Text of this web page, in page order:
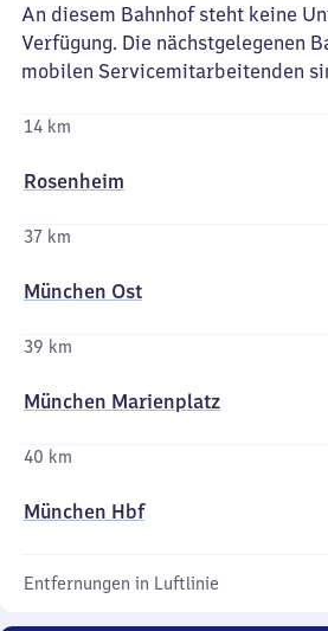
An diesem Bahnhof steht keine
Verfügung. Die nächstgelegenen
mobilen Servicemitarbeitenden
14 km
Rosenheim
37 km
München Ost
39 km
München Marienplatz
40 km
München Hbf
Entfernungen in Luftlinie